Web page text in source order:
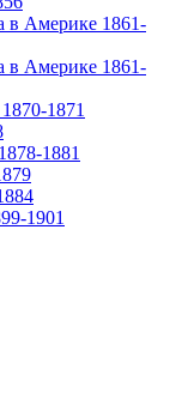
в Америке 1861-
в Америке 1861-
1871
1881
1901